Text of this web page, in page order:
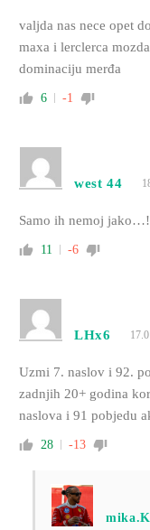
valjda nas nece opet
maxa i lerclerca
dominaciju merđa
6 -1
west 44
Samo ih nemoj
11 -6
LHx6
Uzmi 7. naslov i 92.
zadnjih 20+ godina
naslova i 91 pobjedu
28 -13